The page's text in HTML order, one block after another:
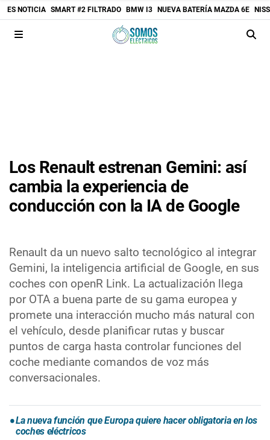
ES NOTICIA SMART #2 FILTRADO BMW I3 NUEVA BATERÍA MAZDA 6E
Los Renault estrenan Gemini: así
cambia la experiencia de
conducción con la IA de Google
Renault da un nuevo salto tecnológico al integrar
Gemini, la inteligencia artificial de Google, en sus
coches con openR Link. La actualización llega
por OTA a buena parte de su gama europea y
promete una interacción mucho más natural con
el vehículo, desde planificar rutas y buscar
puntos de carga hasta controlar funciones del
coche mediante comandos de voz más
conversacionales.
La nueva función que Europa quiere hacer obligatoria en los
coches eléctricos